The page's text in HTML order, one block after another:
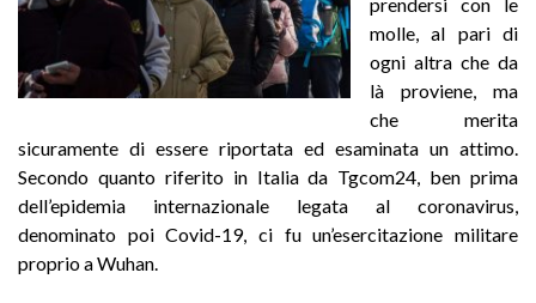
molle, al pari di
ogni altra che da
là proviene, ma
che merita
sicuramente di essere riportata ed esaminata un attimo.
Secondo quanto riferito in Italia da Tgcom24, ben prima
dell’epidemia internazionale legata al coronavirus,
denominato poi Covid-19, ci fu un’esercitazione militare
proprio a Wuhan.